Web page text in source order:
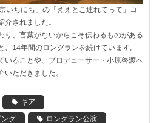
いちにち」の「ええとこ連れてって」コ
介されました。
り、言葉がないからこそ伝わるものがある
、14年間のロングランを続けています。
いることや、プロデューサー・小原啓渡へ
いただきました。
ギア
ング ロングラン公演